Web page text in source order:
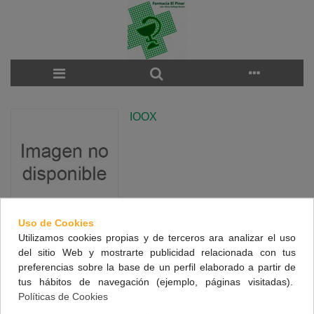
IOOX
There are no products on the category.
NUESTRA FARMACIA
Uso de Cookies
Utilizamos cookies propias y de terceros ara analizar el uso
del sitio Web y mostrarte publicidad relacionada con tus
preferencias sobre la base de un perfil elaborado a partir de
tus hábitos de navegación (ejemplo, páginas visitadas).
Políticas de Cookies